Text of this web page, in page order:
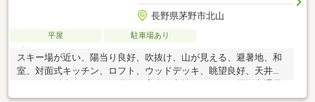
長野県茅野市北山
平屋 駐車場あり
スキー場が近い、陽当り良好、吹抜け、山が見える、避暑地、和
室、対面式キッチン、ロフト、ウッドデッキ、眺望良好、天井高
少なめ